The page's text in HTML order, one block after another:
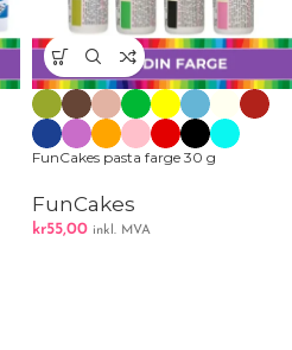
FunCakes pasta farge 30 g
FunCakes
kr55,00 inkl. MVA